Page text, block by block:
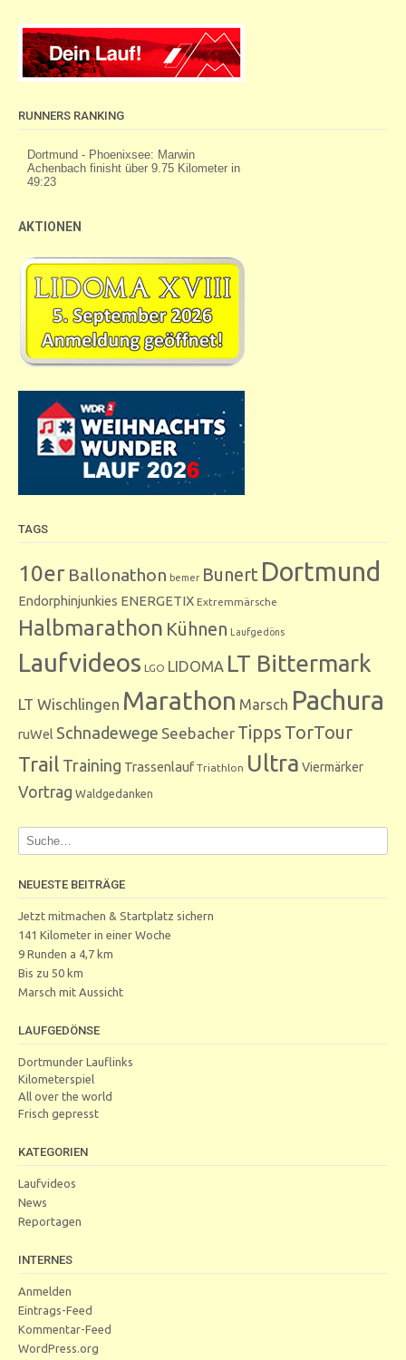
RUNNERS RANKING
AKTIONEN
TAGS
10er Ballonathon bemer Bunert Dortmund
Endorphinjunkies ENERGETIX Extremmärsche
Halbmarathon Kühnen Laufgedöns
Laufvideos LGO LIDOMA LT Bittermark
LT Wischlingen Marathon Marsch Pachura
ruWel Schnadewege Seebacher Tipps TorTour
Trail Training Trassenlauf Triathlon Ultra Viermärker
Vortrag Waldgedanken
NEUESTE BEITRÄGE
Jetzt mitmachen & Startplatz sichern
141 Kilometer in einer Woche
9 Runden a 4,7 km
Bis zu 50 km
Marsch mit Aussicht
LAUFGEDÖNSE
Dortmunder Lauflinks
Kilometerspiel
All over the world
Frisch gepresst
KATEGORIEN
Laufvideos
News
Reportagen
INTERNES
Anmelden
Eintrags-Feed
Kommentar-Feed
WordPress.org